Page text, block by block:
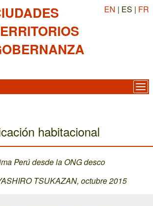
EN | ES | FR
habitacional
Perú desde la ONG desco
TSUKAZAN, octubre 2015